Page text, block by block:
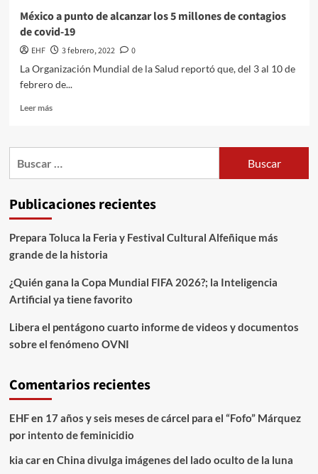
México a punto de alcanzar los 5 millones de contagios
de covid-19
EHF 3 febrero, 2022
0
La Organización Mundial de la Salud reportó que, del 3 al 10 de
febrero de...
Leer más
Publicaciones recientes
Prepara Toluca la Feria y Festival Cultural Alfeñique más
grande de la historia
¿Quién gana la Copa Mundial FIFA 2026?; la Inteligencia
Artificial ya tiene favorito
Libera el pentágono cuarto informe de videos y documentos
sobre el fenómeno OVNI
Comentarios recientes
EHFen 17 años y seis meses de cárcel para el “Fofo” Márquez
por intento de feminicidio
kia caren China divulga imágenes del lado oculto de la luna